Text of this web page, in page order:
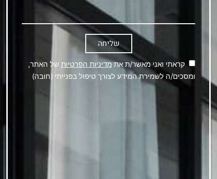
שליחה
קראתי ואני מאשר/ת אתמדיניות הפרטיות של האתר,
ומסכים/ה לשמירת המידע לצורך טיפול בפנייתי (חובה)